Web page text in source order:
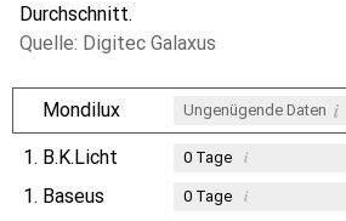
Durchschnitt.
Quelle: Digitec Galaxus
Mondilux Ungenügende Daten i
1. B.K.Licht 0Tage i
1. Baseus 0Tage i